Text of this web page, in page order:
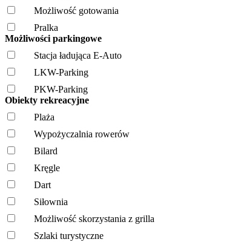
Możliwość gotowania
Pralka
Możliwości parkingowe
Stacja ładująca E-Auto
LKW-Parking
PKW-Parking
Obiekty rekreacyjne
Plaża
Wypożyczalnia rowerów
Bilard
Kręgle
Dart
Siłownia
Możliwość skorzystania z grilla
Szlaki turystyczne